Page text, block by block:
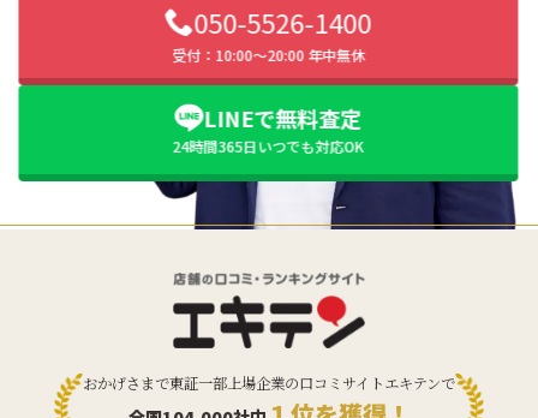
050-5526-1400
受付：10:00〜20:00 年中無休
LINEで無料査定
24時間365日いつでも対応OK
おかげさまで東証一部上場企業の口コミサイトエキテンで